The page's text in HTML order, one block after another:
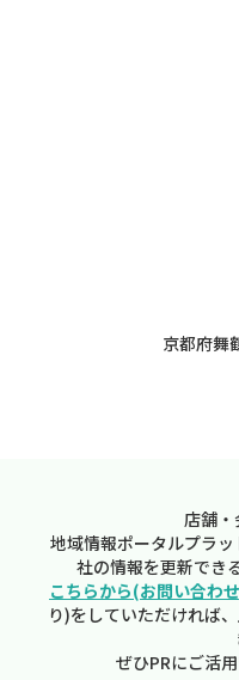
京都府舞
店舗
地域情報ポータルプラ
社の情報を更新でき
こちらから(お問い合わ
り)をしていただければ
ぜひPRにご活